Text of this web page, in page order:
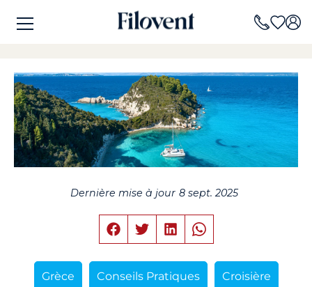
Dernière mise à jour 8 sept. 2025
Grèce Conseils Pratiques Croisière